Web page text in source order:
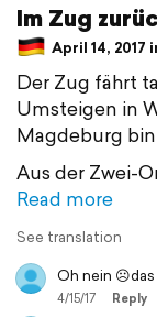
Im Zug
April 14, 2017
Der Zug fährt
Umsteigen in
Magdeburg
Aus der Zwei-
Read more
See translation
Oh nein ☹das
4/15/17 Reply